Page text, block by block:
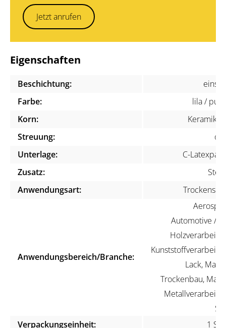
Jetzt anrufen
Eigenschaften
Beschichtung:
Farbe:
lila /
Korn:
Streuung:
Unterlage:
C-
Zusatz:
Anwendungsart:
Anwendungsbereich/Branche:
Automotive /
Lack,
Trockenbau,
Verpackungseinheit:
1